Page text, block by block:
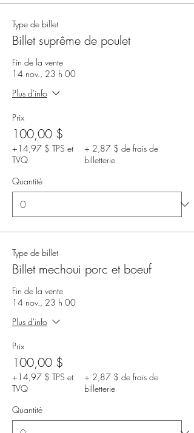
Type de billet
Billet suprême de poulet
Fin de la vente
14 nov., 23 h 00
Plus d'info
Prix
100,00 $
+14,97 $ TPS et
TVQ
+ 2,87 $ de frais de
billetterie
Quantité
Type de billet
Billet mechoui porc et boeuf
Fin de la vente
14 nov., 23 h 00
Plus d'info
Prix
100,00 $
+14,97 $ TPS et
TVQ
+ 2,87 $ de frais de
billetterie
Quantité